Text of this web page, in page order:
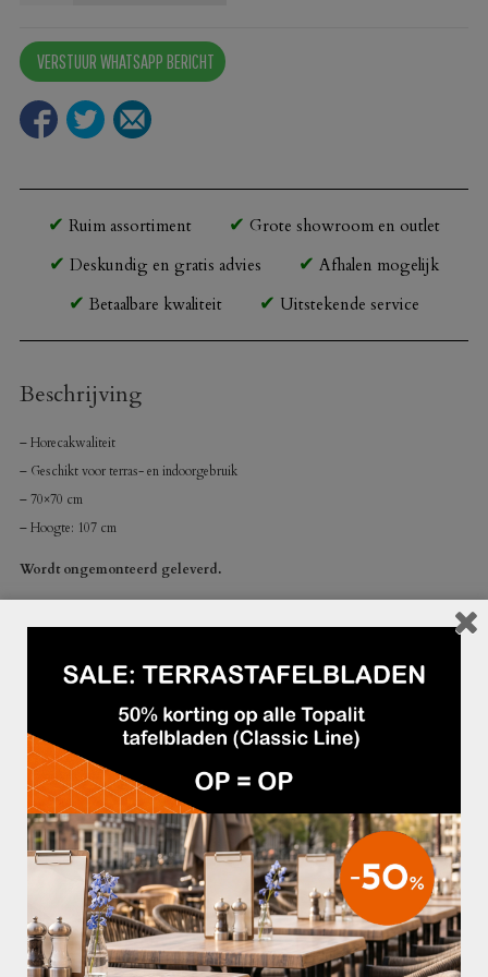
New
Delhi
70x70
VERSTUUR WHATSAPP BERICHT
Ruim assortiment
Grote showroom en outlet
Deskundig en gratis advies
Afhalen mogelijk
Betaalbare kwaliteit
Uitstekende service
Beschrijving
– Horecakwaliteit
– Geschikt voor terras- en indoorgebruik
– 70×70 cm
– Hoogte: 107 cm
Wordt ongemonteerd geleverd.
TERRASTAFEL COMPACT NEW DELHI €97,45
LIGBED PACIFIC SUNLOUNGER
TURQUOISE
€109,95